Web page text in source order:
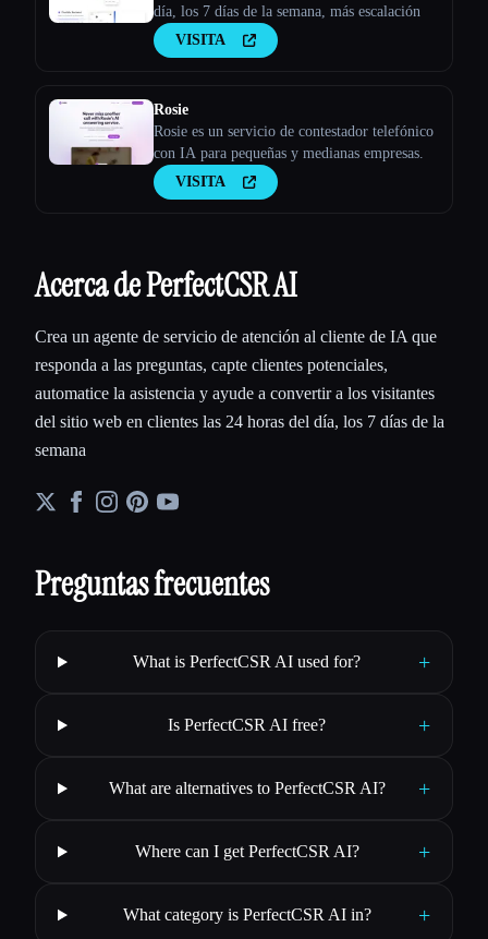
día, los 7 días de la semana, más escalación
VISITA
Rosie
Rosie es un servicio de contestador telefónico
con IA para pequeñas y medianas empresas.
VISITA
Acerca de PerfectCSR AI
Crea un agente de servicio de atención al cliente de IA que
responda a las preguntas, capte clientes potenciales,
automatice la asistencia y ayude a convertir a los visitantes
del sitio web en clientes las 24 horas del día, los 7 días de la
semana
Preguntas frecuentes
What is PerfectCSR AI used for? +
Is PerfectCSR AI free? +
What are alternatives to PerfectCSR AI? +
Where can I get PerfectCSR AI? +
What category is PerfectCSR AI in? +